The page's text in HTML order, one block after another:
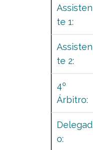
Assisten
te 1:
Assisten
te 2:
4º
Árbitro:
Delegad
o: